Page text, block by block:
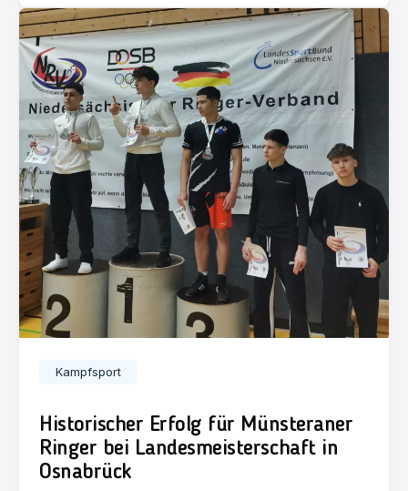
Kampfsport
Historischer Erfolg für Münsteraner
Ringer bei Landesmeisterschaft in
Osnabrück